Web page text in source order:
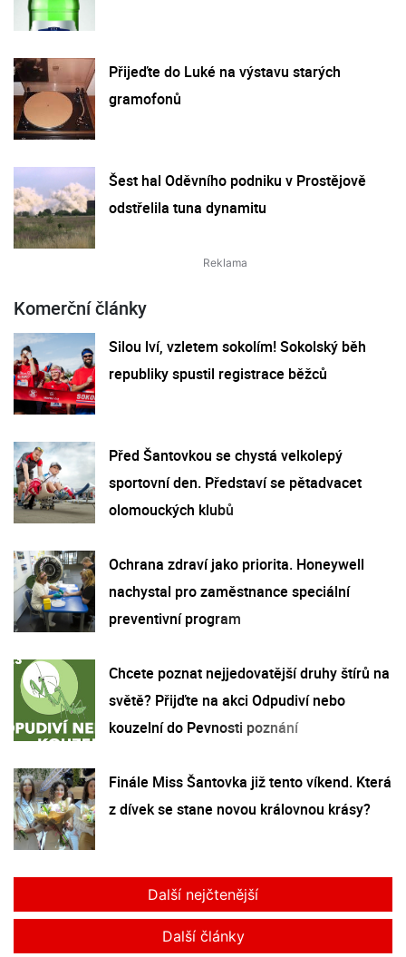
Přijeďte do Luké na výstavu starých
gramofonů
Šest hal Oděvního podniku v Prostějově
odstřelila tuna dynamitu
Komerční články
Silou lví, vzletem sokolím! Sokolský běh
republiky spustil registrace běžců
Před Šantovkou se chystá velkolepý
sportovní den. Představí se pětadvacet
olomouckých klubů
Ochrana zdraví jako priorita. Honeywell
nachystal pro zaměstnance speciální
preventivní program
Chcete poznat nejjedovatější druhy štírů na
světě? Přijďte na akci Odpudiví nebo
kouzelní do Pevnosti poznání
Finále Miss Šantovka již tento víkend. Která
z dívek se stane novou královnou krásy?
Další nejčtenější
Další články